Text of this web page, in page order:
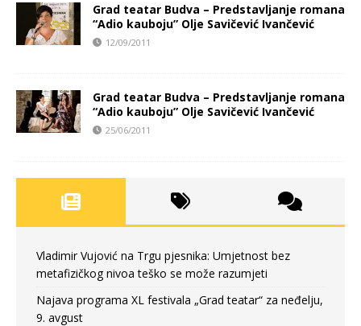
Grad teatar Budva – Predstavljanje romana
“Adio kauboju” Olje Savičević Ivančević
12/09/2011
Grad teatar Budva – Predstavljanje romana
“Adio kauboju” Olje Savičević Ivančević
25/06/2011
Vladimir Vujović na Trgu pjesnika: Umjetnost bez
metafizičkog nivoa teško se može razumjeti
Najava programa XL festivala „Grad teatar“ za neđelju,
9. avgust